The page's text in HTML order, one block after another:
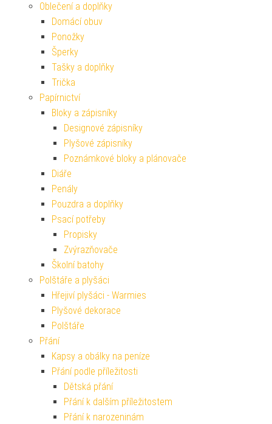
Oblečení a doplňky
Domácí obuv
Ponožky
Šperky
Tašky a doplňky
Trička
Papírnictví
Bloky a zápisníky
Designové zápisníky
Plyšové zápisníky
Poznámkové bloky a plánovače
Diáře
Penály
Pouzdra a doplňky
Psací potřeby
Propisky
Zvýrazňovače
Školní batohy
Polštáře a plyšáci
Hřejiví plyšáci - Warmies
Plyšové dekorace
Polštáře
Přání
Kapsy a obálky na peníze
Přání podle příležitosti
Dětská přání
Přání k dalším příležitostem
Přání k narozeninám